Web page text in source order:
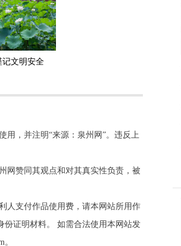
记文明安全
，并注明“来源：泉州网”。违反上
网赞同其观点和对其真实性负责，被
人支付作品使用费，请本网站所用作
份证明材料。 如需合法使用本网站发